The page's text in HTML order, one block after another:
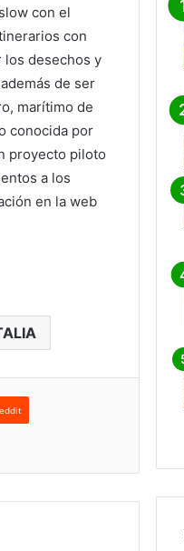
con el
con
los desechos y
de ser
marítimo de
conocida por
proyecto piloto
a los
en la web